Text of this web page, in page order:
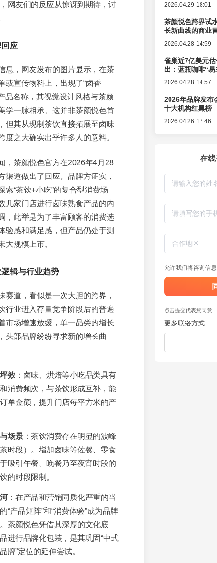
网友们的反应从惊讶到期待，讨
应
息，网友发布的图片显示，在茶
或宣传物料上，出现了“卤香
品名称，其视觉设计风格与茶颜
学一脉相承。这并非茶颜悦色首
但其从现制茶饮直接拓展至卤味
度之大确实出乎许多人的意料。
，茶颜悦色官方在2026年4月28
渠道做出了回应。品牌方证实，
索“茶饮+小吃”的复合型消费场
几家门店进行卤味熟食产品的内
，此举是为了丰富顾客的消费选
验感和满足感，但产品仍处于测
大规模上市。
辑与行业趋势
赛道，看似是一次大胆的跨界，
行业进入存量竞争阶段后的普遍
市场增速放缓，单一品类的增长
头部品牌纷纷寻求新的增长曲
效：卤味、烘焙等小吃品类具有
消费频次，与茶饮形成互补，能
单金额，提升门店每平方米的产
场景：茶饮消费存在明显的波峰
时段）。增加卤味等佐餐、零食
吸引午餐、晚餐乃至夜宵时段的
的时段限制。
：在产品和营销同质化严重的当
“产品矩阵”和“消费体验”成为品牌
茶颜悦色凭借其深厚的文化底
进行品牌化包装，是其巩固“中式
牌”定位的延伸尝试。
2026.04.29 18:01
茶颜悦色跨界试
长新曲线的商业
2026.04.28 14:59
雀巢近7亿美元
出：蓝瓶咖啡“
2026.04.28 14:57
2026年品牌发布
十大机构红黑榜
2026.04.26 17:46
在
允许我们将咨询信
点击提交代表您同意
更多联络方式